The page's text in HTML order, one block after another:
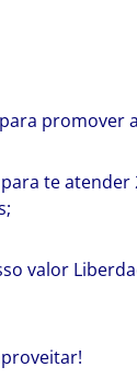
promover
te
valor